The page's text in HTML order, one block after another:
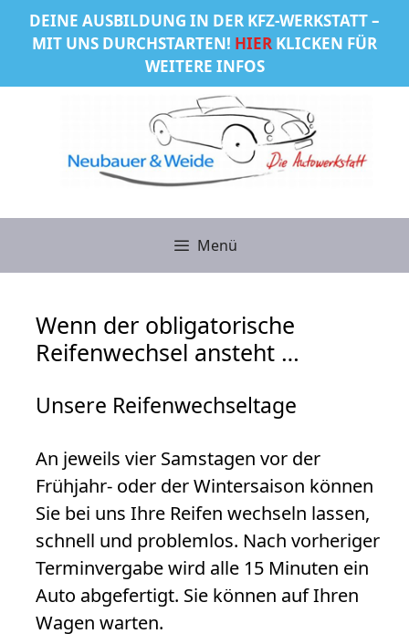
Zum
Inhalt
DEINE AUSBILDUNG IN DER KFZ-WERKSTATT –
MIT UNS DURCHSTARTEN! HIER KLICKEN FÜR
WEITERE INFOS
Menü
Wenn der obligatorische
Reifenwechsel ansteht …
Unsere Reifenwechseltage
An jeweils vier Samstagen vor der
Frühjahr- oder der Wintersaison können
Sie bei uns Ihre Reifen wechseln lassen,
schnell und problemlos. Nach vorheriger
Terminvergabe wird alle 15 Minuten ein
Auto abgefertigt. Sie können auf Ihren
Wagen warten.